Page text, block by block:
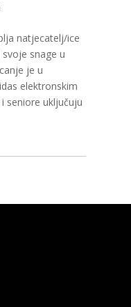
natjecatelj/ice
snage u
je u
elektronskim
seniore uključuju